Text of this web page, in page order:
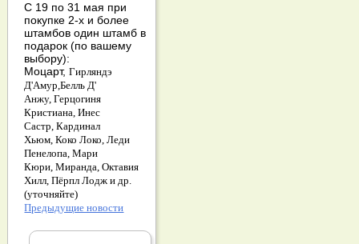
С 19 по 31 мая при
покупке 2-х и более
штамбов один штамб в
подарок (по вашему
выбору):
Моцарт,Гирляндэ
Д'Амур,Белль Д'
Анжу,Герцогиня
Кристиана,Инес
Састр,Кардинал
Хьюм,Коко Локо,Леди
Пенелопа,Мари
Кюри,Миранда,Октавия
Хилл,Пёрпл Лодж и др.
(уточняйте)
Предыдущие новости